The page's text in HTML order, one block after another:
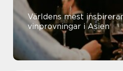
Världens mest
vinprovningar i Asien